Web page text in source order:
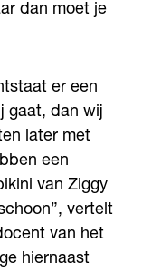
dan moet je
er een
gaat, dan wij
later met
een
van Ziggy
vertelt
van het
hiernaast